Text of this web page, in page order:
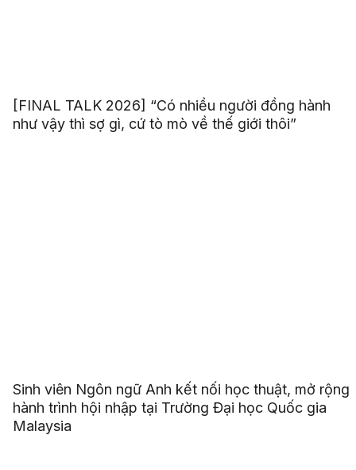
[FINAL TALK 2026] “Có nhiều người đồng hành
như vậy thì sợ gì, cứ tò mò về thế giới thôi”
Sinh viên Ngôn ngữ Anh kết nối học thuật, mở rộng
hành trình hội nhập tại Trường Đại học Quốc gia
Malaysia